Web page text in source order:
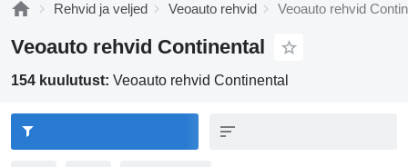
Rehvid ja veljed Veoauto rehvid Veoauto rehvid
Veoauto rehvid Continental
154 kuulutust: Veoauto rehvid Continental